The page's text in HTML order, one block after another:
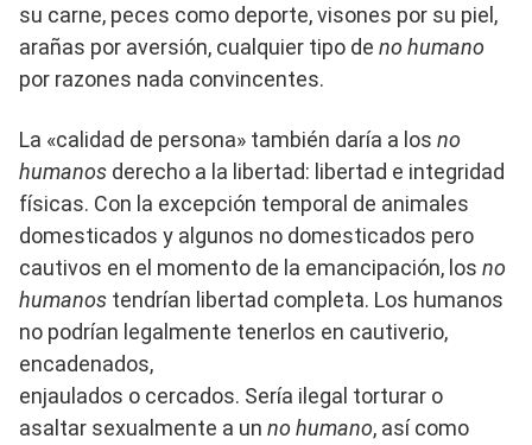
su carne, peces como deporte, visones por su piel,
arañas por aversión, cualquier tipo de no humano
por razones nada convincentes.
La «calidad de persona» también daría a los no
humanos derecho a la libertad: libertad e integridad
físicas. Con la excepción temporal de animales
domesticados y algunos no domesticados pero
cautivos en el momento de la emancipación, los no
humanos tendrían libertad completa. Los humanos
no podrían legalmente tenerlos en cautiverio,
encadenados,
enjaulados o cercados. Sería ilegal torturar o
asaltar sexualmente a un no humano, así como